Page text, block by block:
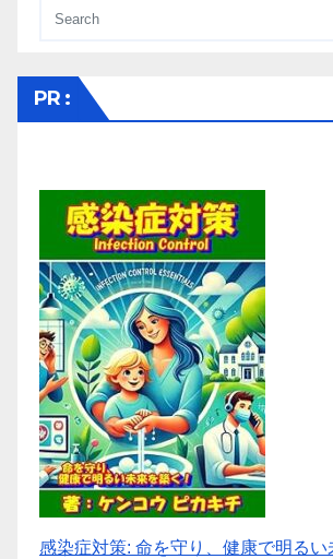
ジ
り
PR :
感染症対策: 命を守り、健康で明るい